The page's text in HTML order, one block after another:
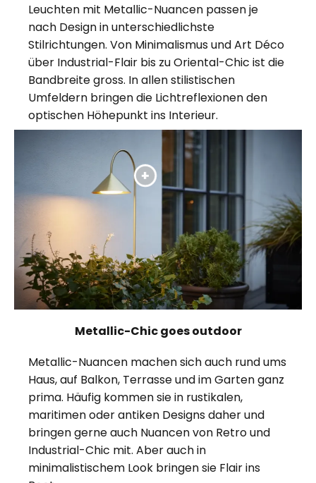
Leuchten mit Metallic-Nuancen passen je
nach Design in unterschiedlichste
Stilrichtungen. Von Minimalismus und Art Déco
über Industrial-Flair bis zu Oriental-Chic ist die
Bandbreite gross. In allen stilistischen
Umfeldern bringen die Lichtreflexionen den
optischen Höhepunkt ins Interieur.
Metallic-Chic goes outdoor
Metallic-Nuancen machen sich auch rund ums
Haus, auf Balkon, Terrasse und im Garten ganz
prima. Häufig kommen sie in rustikalen,
maritimen oder antiken Designs daher und
bringen gerne auch Nuancen von Retro und
Industrial-Chic mit. Aber auch in
minimalistischem Look bringen sie Flair ins